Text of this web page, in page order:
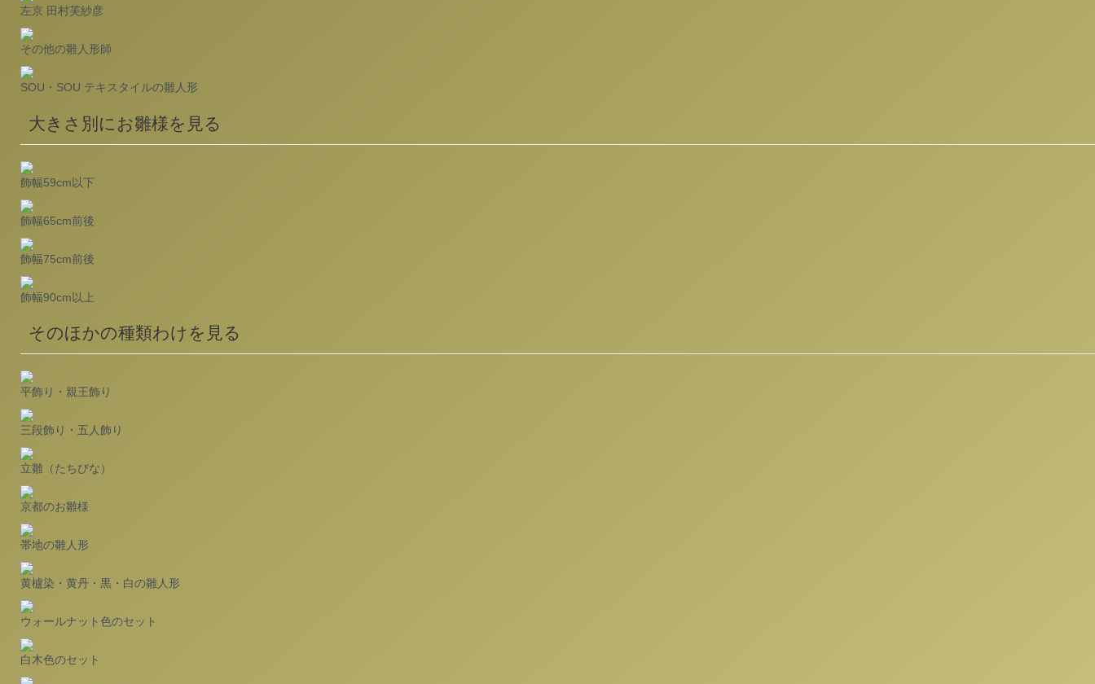
左京 田村芙紗彦
その他の雛人形師
SOU・SOU テキスタイルの雛人形
大きさ別にお雛様を見る
飾幅59cm以下
飾幅65cm前後
飾幅75cm前後
飾幅90cm以上
そのほかの種類わけを見る
平飾り・親王飾り
三段飾り・五人飾り
立雛（たちびな）
京都のお雛様
帯地の雛人形
黄櫨染・黄丹・黒・白の雛人形
ウォールナット色のセット
白木色のセット